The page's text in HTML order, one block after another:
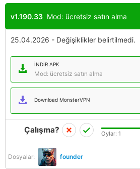
v1.190.33 Mod: ücretsiz satın alma
25.04.2026 - Değişiklikler belirtilmedi.
İNDIR APK
Mod: ücretsiz satın alma
Download MonsterVPN
Dosyalar: founder
Çalışma? Oylar: 1